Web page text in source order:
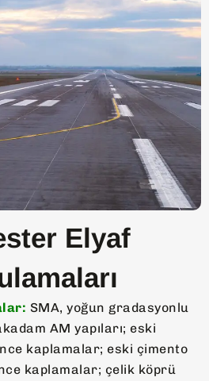
Elyaf
SMA, yoğun gradasyonlu
AM yapıları; eski
kaplamalar; eski çimento
kaplamalar; çelik köprü